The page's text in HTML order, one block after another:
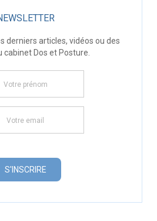
derniers articles, vidéos ou des
cabinet Dos et Posture.